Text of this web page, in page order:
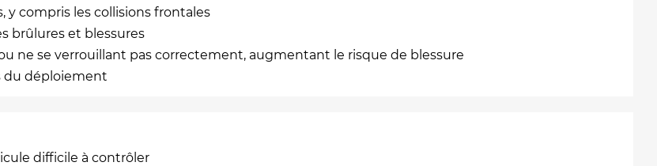
y compris les collisions frontales
brûlures et blessures
ne se verrouillant pas correctement, augmentant le risque de blessure
du déploiement
difficile à contrôler